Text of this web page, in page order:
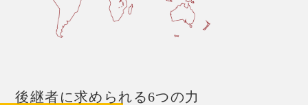
後継者に求められる6つの力